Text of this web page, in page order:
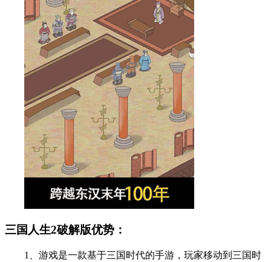
三国人生2破解版优势：
1、游戏是一款基于三国时代的手游，玩家移动到三国时